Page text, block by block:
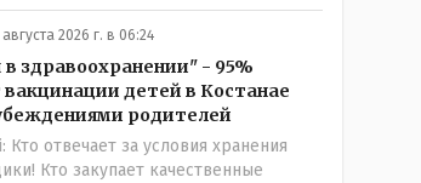
партии коммунстов- он в то время и
НЕОДНОКРАТНО, указывал и
недостатки Назарбая и предлагал
уйти с поста
августа 2026 г. в 06:24
здравоохранении" - 95%
вакцинации детей в Костанае
родителей
Кто отвечает за условия хранения
Кто закупает качественные